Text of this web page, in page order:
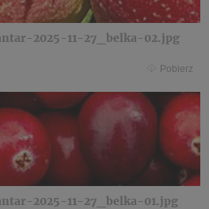
2025-11-27_belka-02.jpg
Pobierz
2025-11-27_belka-01.jpg